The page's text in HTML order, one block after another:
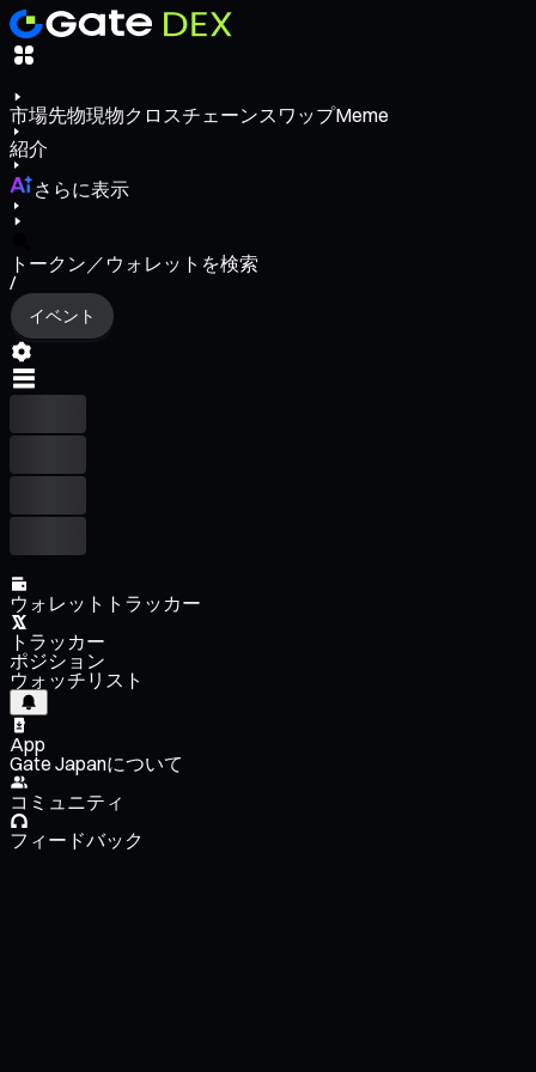
市場先物現物クロスチェーンスワップMeme
紹介
さらに表示
トークン／ウォレットを検索
/
イベント
ウォレットトラッカー
トラッカー
ポジション
ウォッチリスト
App
Gate Japanについて
コミュニティ
フィードバック